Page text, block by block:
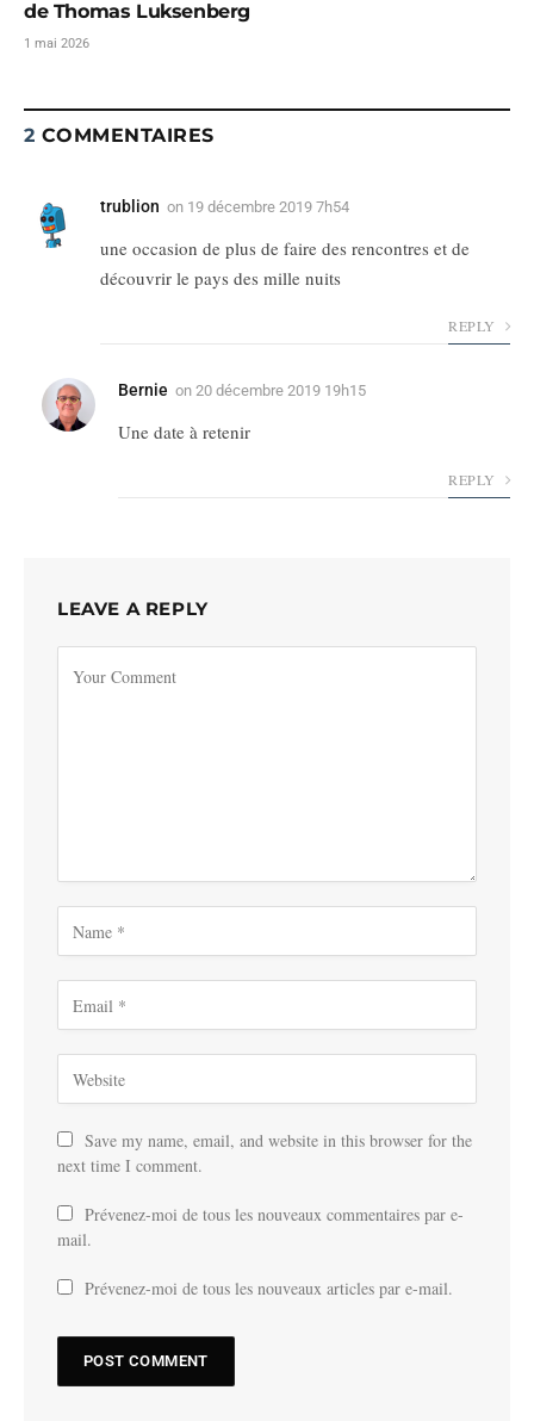
de Thomas Luksenberg
1 mai 2026
2 COMMENTAIRES
trublion on 19 décembre 2019 7h54
une occasion de plus de faire des rencontres et de
découvrir le pays des mille nuits
REPLY
Bernie on 20 décembre 2019 19h15
Une date à retenir
REPLY
LEAVE A REPLY
Save my name, email, and website in this browser for the
next time I comment.
Prévenez-moi de tous les nouveaux commentaires par e-
mail.
Prévenez-moi de tous les nouveaux articles par e-mail.